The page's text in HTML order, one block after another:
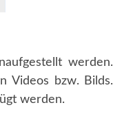
werden.
Videos bzw. Bilds.
werden.